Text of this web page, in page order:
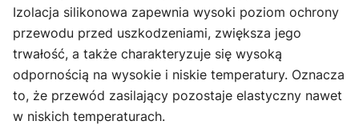
Izolacja silikonowa zapewnia wysoki poziom ochrony
przewodu przed uszkodzeniami, zwiększa jego
trwałość, a także charakteryzuje się wysoką
odpornością na wysokie i niskie temperatury. Oznacza
to, że przewód zasilający pozostaje elastyczny nawet
w niskich temperaturach.